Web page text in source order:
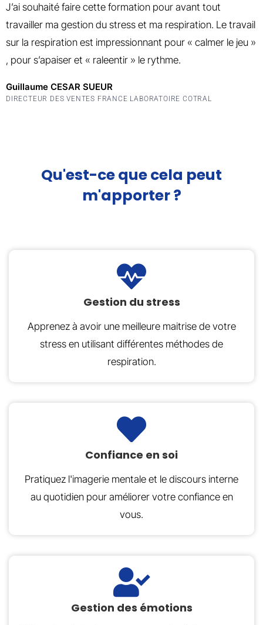
J’ai souhaité faire cette formation pour avant tout
travailler ma gestion du stress et ma respiration. Le travail
sur la respiration est impressionnant pour « calmer le jeu »
, pour s’apaiser et « raleentir » le rythme.
Guillaume CESAR SUEUR
DIRECTEUR DES VENTES FRANCE LABORATOIRE COTRAL
Qu'est-ce que cela peut
m'apporter ?
Gestion du stress
Apprenez à avoir une meilleure maitrise de votre
stress en utilisant différentes méthodes de
respiration.
Confiance en soi
Pratiquez l'imagerie mentale et le discours interne
au quotidien pour améliorer votre confiance en
vous.
Gestion des émotions